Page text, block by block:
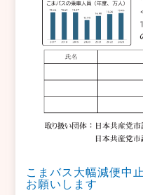
こまバス大幅減便中
お願いします